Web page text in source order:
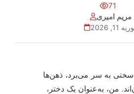
71
مریم امیری
11, 2026
به سر می‌برد، ذهن‌ها
من، به‌عنوان یک دختر،